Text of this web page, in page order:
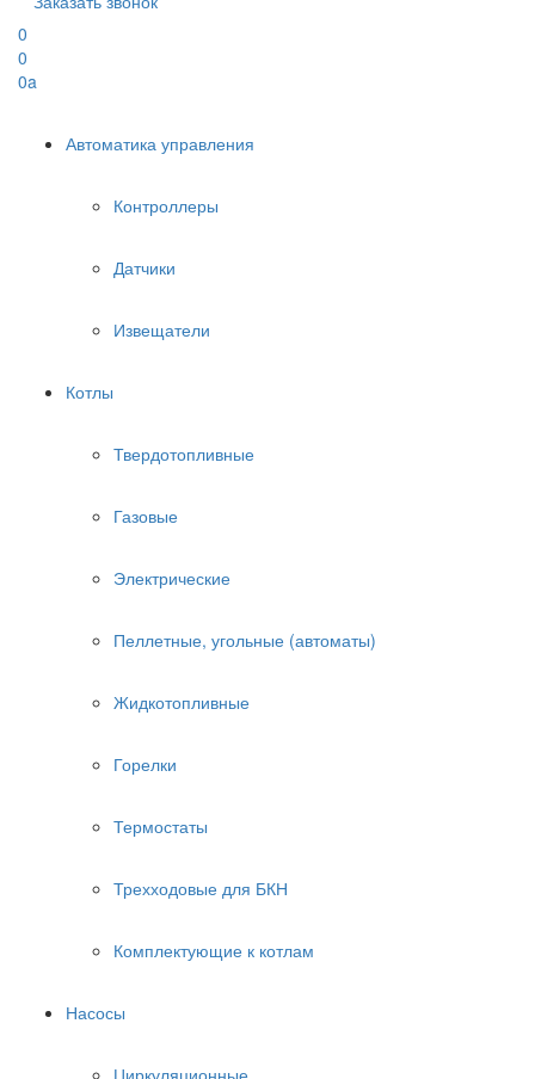
0
0
0a
Автоматика управления
Контроллеры
Датчики
Извещатели
Котлы
Твердотопливные
Газовые
Электрические
Пеллетные, угольные (автоматы)
Жидкотопливные
Горелки
Термостаты
Трехходовые для БКН
Комплектующие к котлам
Насосы